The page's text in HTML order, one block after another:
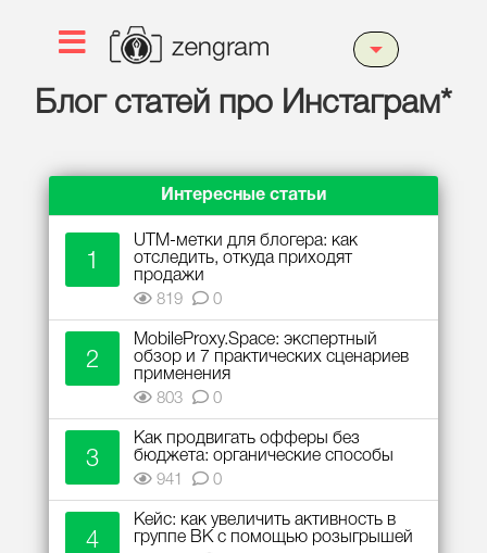
Блог статей про Инстаграм*
Интересные статьи
1
UTM-метки для блогера: как
отследить, откуда приходят
продажи
819
0
2
MobileProxy.Space: экспертный
обзор и 7 практических сценариев
применения
803
0
3
Как продвигать офферы без
бюджета: органические способы
941
0
4
Кейс: как увеличить активность в
группе ВК с помощью розыгрышей